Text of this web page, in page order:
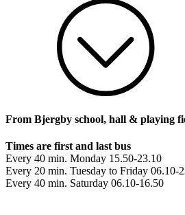
From Bjergby school, hall & playing
Times are first and last bus
Every 40 min. Monday 15.50-23.10
Every 20 min. Tuesday to Friday 06.10-
Every 40 min. Saturday 06.10-16.50